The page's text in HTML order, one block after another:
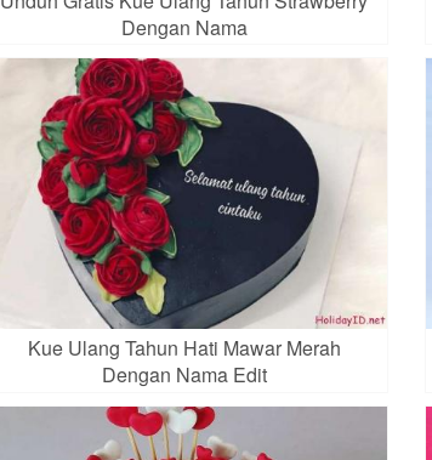
Dengan Nama
Kue Ulang Tahun Hati Mawar Merah
Dengan Nama Edit